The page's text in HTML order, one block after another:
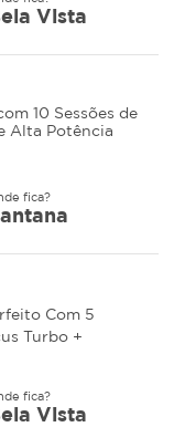
Vista
10 Sessões de
Alta Potência
fica?
Com 5
Turbo +
fica?
Vista